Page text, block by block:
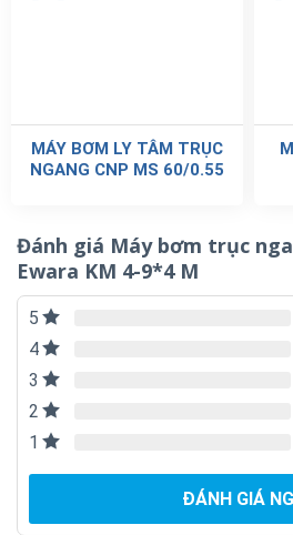
MÁY BƠM LY TÂM TRỤC
NGANG CNP MS 60/0.55
Đánh giá Máy bơm trục
Ewara KM 4-9*4 M
5
4
3
2
1
ĐÁNH GIÁ